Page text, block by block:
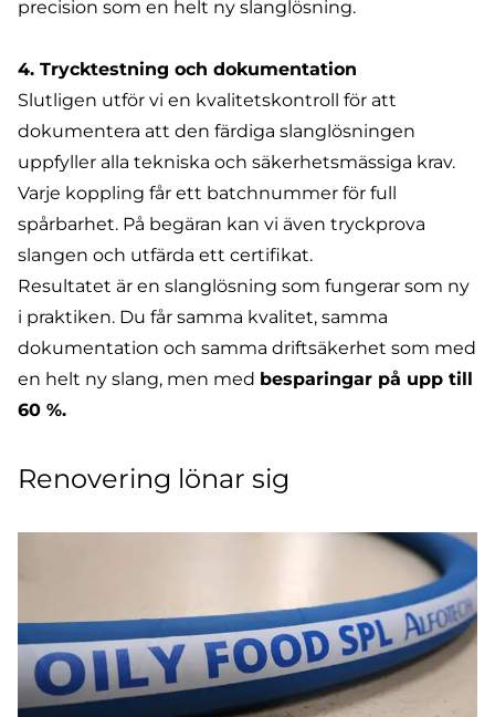
precision som en helt ny slanglösning.
4. Trycktestning och dokumentation
Slutligen utför vi en kvalitetskontroll för att
dokumentera att den färdiga slanglösningen
uppfyller alla tekniska och säkerhetsmässiga krav.
Varje koppling får ett batchnummer för full
spårbarhet. På begäran kan vi även tryckprova
slangen och utfärda ett certifikat.
Resultatet är en slanglösning som fungerar som ny
i praktiken. Du får samma kvalitet, samma
dokumentation och samma driftsäkerhet som med
en helt ny slang, men med besparingar på upp till
60 %.
Renovering lönar sig